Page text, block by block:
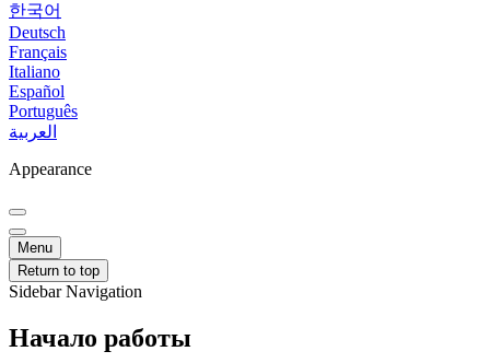
한국어
Deutsch
Français
Italiano
Español
Português
العربية
Appearance
Menu
Return to top
Sidebar Navigation
Начало работы